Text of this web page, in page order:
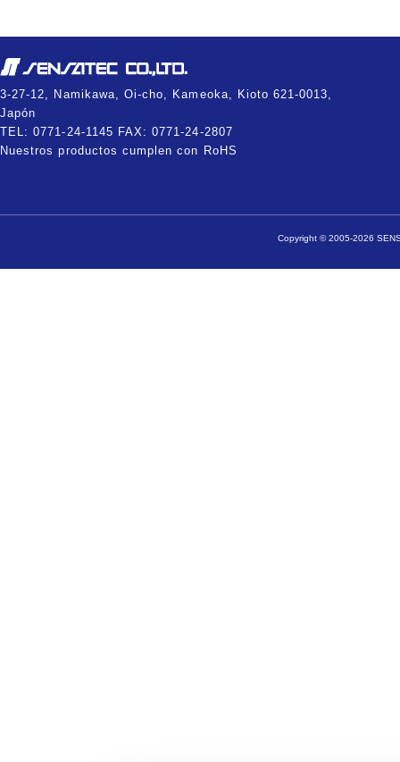
3-27-12, Namikawa, Oi-cho, Kameoka, Kioto 621-0013,
Japón
TEL: 0771-24-1145 FAX: 0771-24-2807
Nuestros productos cumplen con RoHS
Copyright © 2005-2026